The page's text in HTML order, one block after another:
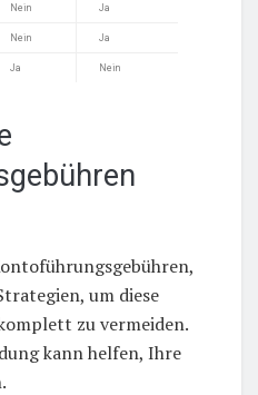
Nein Ja
Nein Ja
Ja Nein
um diese
zu vermeiden.
kann helfen, Ihre